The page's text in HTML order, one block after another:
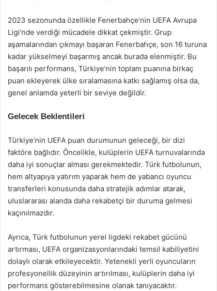
2023 sezonunda özellikle Fenerbahçe’nin UEFA Avrupa
Ligi’nde verdiği mücadele dikkat çekmiştir. Grup
aşamalarından çıkmayı başaran Fenerbahçe, son 16 turuna
kadar yükselmeyi başarmış ancak burada elenmiştir. Bu
başarılı performans, Türkiye’nin toplam puanına birkaç
puan ekleyerek ülke sıralamasına katkı sağlamış olsa da,
genel anlamda yeterli bir seviye değildir.
Gelecek Beklentileri
Türkiye’nin UEFA puan durumunun geleceği, bir dizi
faktöre bağlıdır. Öncelikle, kulüplerin UEFA turnuvalarında
daha iyi sonuçlar alması gerekmektedir. Türk futbolunun,
hem altyapıya yatırım yaparak hem de yabancı oyuncu
transferleri konusunda daha stratejik adımlar atarak,
uluslararası alanda daha rekabetçi bir duruma gelmesi
kaçınılmazdır.
Ayrıca, Türk futbolunun yerel ligdeki rekabet gücünü
artırması, UEFA organizasyonlarındaki temsil kabiliyetini
dolaylı olarak etkileyecektir. Yetenekli yerli oyuncuların
profesyonellik düzeyinin artırılması, kulüplerin daha iyi
performans gösterebilmesine olanak tanıyacaktır.